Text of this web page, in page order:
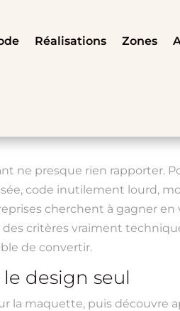
Réalisations Zones
ne presque rien rapporter.
code inutilement lourd,
cherchent à gagner
critères vraiment
de convertir.
design seul
la maquette, puis découvre